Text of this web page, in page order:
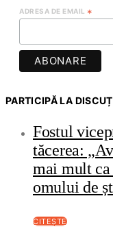
ADRESA DE EMAIL *
PARTICIPĂ LA
Fostul
tăcerea:
mai mult
omului de
CITEȘTE